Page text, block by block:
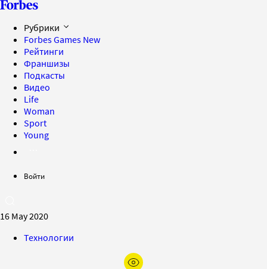
Рубрики
Forbes Games New
Рейтинги
Франшизы
Подкасты
Видео
Life
Woman
Sport
Young
Войти
16 May 2020
Технологии